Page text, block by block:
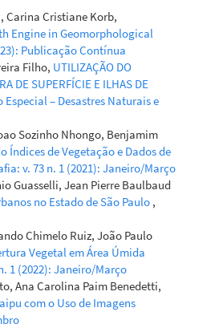
dos Santos, Yuri
Reichert (2025)
watersheds with runoff
grain production in the
with clayey soils under
LISEM calibration and
Science and
Carina Cristiane Korb,
Engine in Geomorphological
Publicação Contínua
Filho, UTILIZAÇÃO DO
DE SUPERFÍCIE E ILHAS DE
– Desastres Naturais e
Sozinho Nhongo, Benjamim
de Vegetação e Dados de
v. 73 n. 1 (2021): Janeiro/Março
Guasselli, Jean Pierre Baulbaud
no Estado de São Paulo ,
Chimelo Ruiz, João Paulo
Vegetal em Área Úmida
1 (2022): Janeiro/Março
Ana Carolina Paim Benedetti,
com o Uso de Imagens